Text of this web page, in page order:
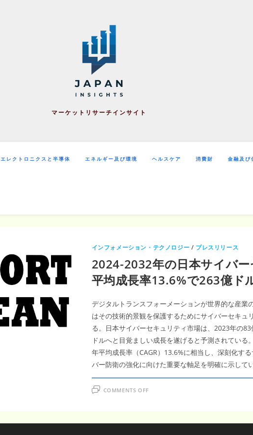
マーケットリサーチインサイト
エレクトロニクスと半導体 エネルギー及び環境 ヘルスケア 消費財 金融及び
インフォメーション・テクノロジー / プレスリリース
2024-2032年の日本サイバ
平均成長率13.6%で263億ド
デジタルトランスフォーメーションが世界的な産業
はその技術的景観を保護するためにサイバーセキュ
る。日本サイバーセキュリティ市場は、2023年の
ドルへと目覚ましい成長を遂げると予測されてい
年平均成長率（CAGR）13.6%に相当し、深刻化す
バー防衛の強化に向けた重要な軸足を明確に示してい
COMMENTS OFFON
本